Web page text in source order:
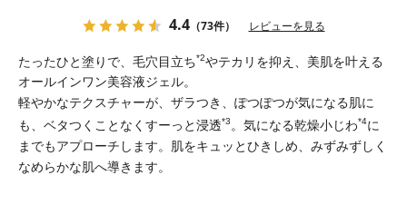
ギフトラッピングサービス
4.4（73件） レビューを見る
たったひと塗りで、毛穴目立ち*2やテカリを抑え、美肌を叶える
オールインワン美容液ジェル。
軽やかなテクスチャーが、ザラつき、ぽつぽつが気になる肌に
も、ベタつくことなくすーっと浸透*3 。気になる乾燥小じわ*4に
までもアプローチします。肌をキュッとひきしめ、みずみずしく
なめらかな肌へ導きます。